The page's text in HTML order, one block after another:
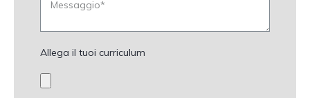
Allega il tuoi curriculum